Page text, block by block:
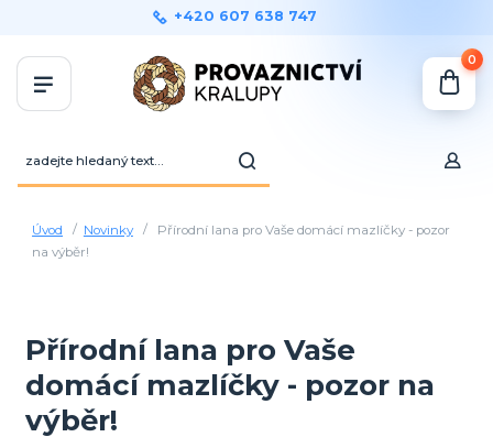
+420 607 638 747
0
Úvod Novinky
Přírodní lana pro Vaše domácí mazlíčky - pozor
na výběr!
Přírodní lana pro Vaše
domácí mazlíčky - pozor na
výběr!